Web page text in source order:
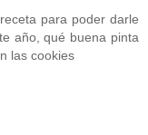
para poder darle
año, qué buena pinta
las cookies